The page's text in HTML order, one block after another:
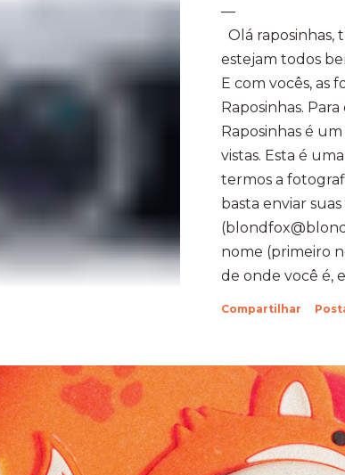
Olá raposinhas,
estejam todos
E com vocês, as
Raposinhas.
Raposinhas é
vistas. Esta é
termos a
basta enviar
nome (primeiro
de onde você é,
sobre suas
Compartilhar